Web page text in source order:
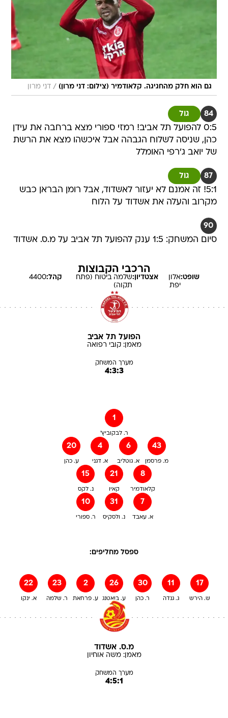
גם הוא חלק מהחגיגה. קלאודמיר (צילום: דני מרון) / דני מרון
84 גול
0:5 להפועל תל אביב! רמזי ספורי מצא ברחבה את עידן
כהן, שניסה לשלוח הגבהה אבל איכשהו מצא את הרשת
של יואב ג'רפי האומלל
87 גול
5:1! זה אמנם לא יעזור לאשדוד, אבל רומן הבראן כבש
מקרוב והעלה את אשדוד על הלוח
90
סיום המשחק: 1:5 ענק להפועל תל אביב על מ.ס. אשדוד
הרכבי הקבוצות
שופט:אלון
יפת
אצטדיון:שלמה ביטוח (פתח
תקוה)
קהל:4400
הפועל תל אביב
מאמן:קובי רפואה
מערך המשחק
4:3:3
1
ר. לבקוביץ'
20
ע. כהן
4
א. דגני
6
א. גוטליב
43
מ. פרסמן
15
נ. לקס
21
קאיו
8
קלאודמיר
10
ר. ספורי
31
נ. ולסקיס
7
א. עאבד
ספסל מחליפים:
22
א. ינקו
23
ר. שלמה
2
ע. פרחאת
26
ע. בואטנג
30
ר. כהן
11
ג. גנדה
17
ש. הירש
מ.ס. אשדוד
מאמן:משה אוחיון
מערך המשחק
4:5:1